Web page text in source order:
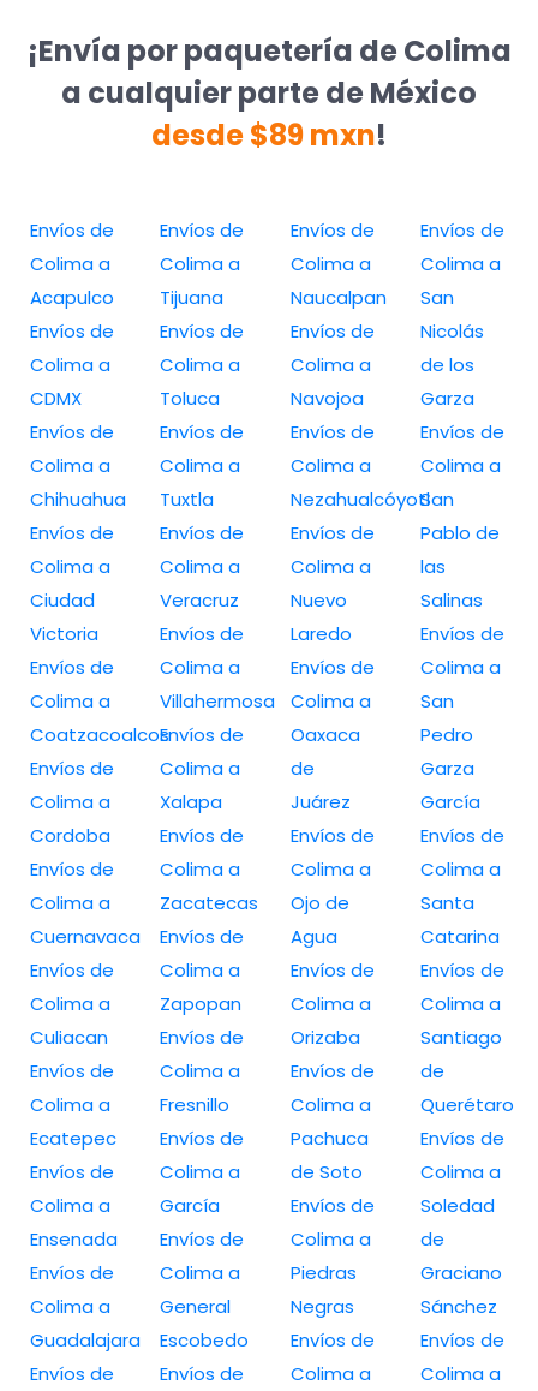
¡Envía por paquetería de Colima
a cualquier parte de México
desde $89 mxn!
Envíos de
Colima a
Acapulco
Envíos de
Colima a
CDMX
Envíos de
Colima a
Chihuahua
Envíos de
Colima a
Ciudad
Victoria
Envíos de
Colima a
Coatzacoalcos
Envíos de
Colima a
Cordoba
Envíos de
Colima a
Cuernavaca
Envíos de
Colima a
Culiacan
Envíos de
Colima a
Ecatepec
Envíos de
Colima a
Ensenada
Envíos de
Colima a
Guadalajara
Envíos de
Envíos de
Colima a
Tijuana
Envíos de
Colima a
Toluca
Envíos de
Colima a
Tuxtla
Envíos de
Colima a
Veracruz
Envíos de
Colima a
Villahermosa
Envíos de
Colima a
Xalapa
Envíos de
Colima a
Zacatecas
Envíos de
Colima a
Zapopan
Envíos de
Colima a
Fresnillo
Envíos de
Colima a
García
Envíos de
Colima a
General
Escobedo
Envíos de
Envíos de
Colima a
Naucalpan
Envíos de
Colima a
Navojoa
Envíos de
Colima a
Nezahualcóyotl
Envíos de
Colima a
Nuevo
Laredo
Envíos de
Colima a
Oaxaca
de
Juárez
Envíos de
Colima a
Ojo de
Agua
Envíos de
Colima a
Orizaba
Envíos de
Colima a
Pachuca
de Soto
Envíos de
Colima a
Piedras
Negras
Envíos de
Colima a
Envíos de
Colima a
San
Nicolás
de los
Garza
Envíos de
Colima a
San
Pablo de
las
Salinas
Envíos de
Colima a
San
Pedro
Garza
García
Envíos de
Colima a
Santa
Catarina
Envíos de
Colima a
Santiago
de
Querétaro
Envíos de
Colima a
Soledad
de
Graciano
Sánchez
Envíos de
Colima a